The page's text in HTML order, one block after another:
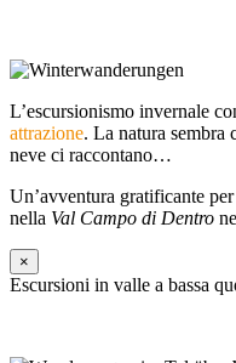
L’escursionismo invernale
attrazione. La natura sembra
neve ci raccontano…
Un’avventura gratificante
nella Val Campo di Dentro
×
Escursioni in valle a bassa